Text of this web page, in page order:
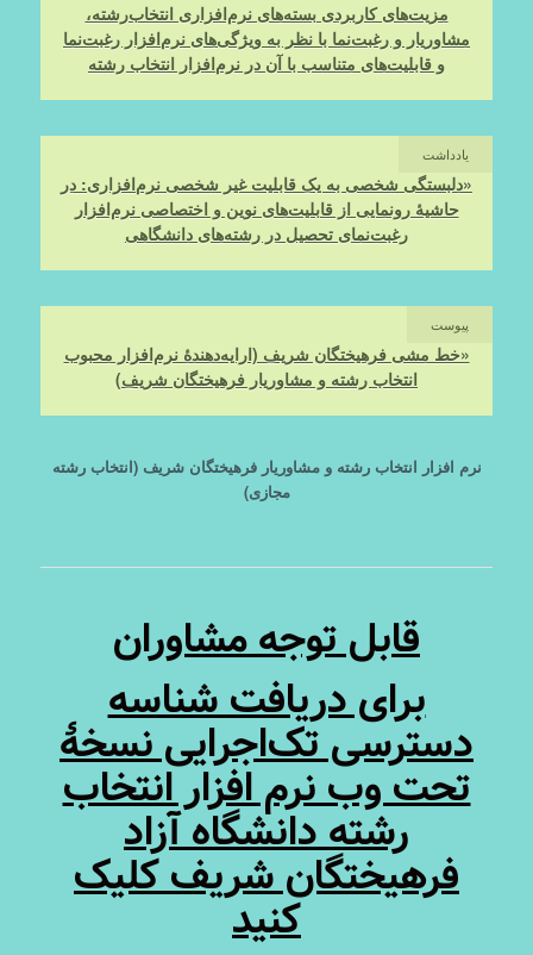
مزیت‌های کاربردی بسته‌های نرم‌افزاری انتخاب‌رشته،
مشاوریار و رغبت‌نما با نظر به ویژگی‌های نرم‌افزار رغبت‌نما
و قابلیت‌های متناسب با آن در نرم‌افزار انتخاب رشته
یادداشت
«دلبستگی شخصی به یک قابلیت غیر شخصی نرم‌افزاری: در
حاشیۀ رونمایی از قابلیت‌های نوین و اختصاصی نرم‌افزار
رغبت‌نمای تحصیل در رشته‌های دانشگاهی
پیوست
«خط مشی فرهیختگان شریف (ارایه‌دهندۀ نرم‌افزار محبوب
انتخاب رشته و مشاوریار فرهیختگان شریف)
نرم افزار انتخاب رشته و مشاوریار فرهیختگان شریف (انتخاب رشته
مجازی)
قابل توجه مشاوران
برای دریافت شناسه
دسترسی تک‌اجرایی نسخۀ
تحت وب نرم افزار انتخاب
رشته دانشگاه آزاد
فرهیختگان شریف کلیک
کنید